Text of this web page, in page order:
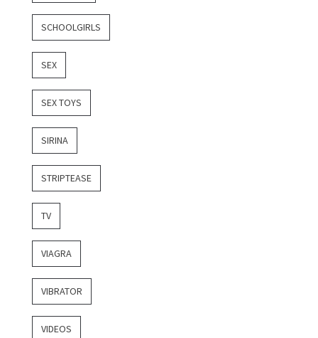
SCHOOLGIRLS
SEX
SEX TOYS
SIRINA
STRIPTEASE
TV
VIAGRA
VIBRATOR
VIDEOS